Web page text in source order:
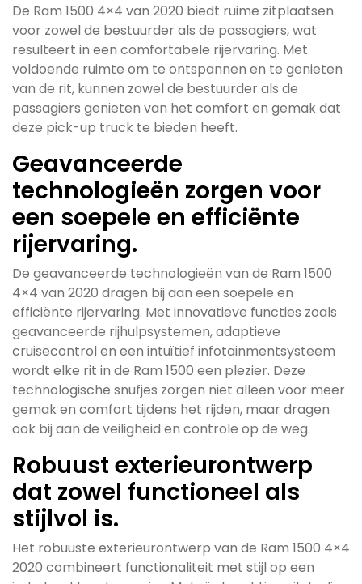
De Ram 1500 4×4 van 2020 biedt ruime zitplaatsen
voor zowel de bestuurder als de passagiers, wat
resulteert in een comfortabele rijervaring. Met
voldoende ruimte om te ontspannen en te genieten
van de rit, kunnen zowel de bestuurder als de
passagiers genieten van het comfort en gemak dat
deze pick-up truck te bieden heeft.
Geavanceerde
technologieën zorgen voor
een soepele en efficiënte
rijervaring.
De geavanceerde technologieën van de Ram 1500
4×4 van 2020 dragen bij aan een soepele en
efficiënte rijervaring. Met innovatieve functies zoals
geavanceerde rijhulpsystemen, adaptieve
cruisecontrol en een intuïtief infotainmentsysteem
wordt elke rit in de Ram 1500 een plezier. Deze
technologische snufjes zorgen niet alleen voor meer
gemak en comfort tijdens het rijden, maar dragen
ook bij aan de veiligheid en controle op de weg.
Robuust exterieurontwerp
dat zowel functioneel als
stijlvol is.
Het robuuste exterieurontwerp van de Ram 1500 4×4
2020 combineert functionaliteit met stijl op een